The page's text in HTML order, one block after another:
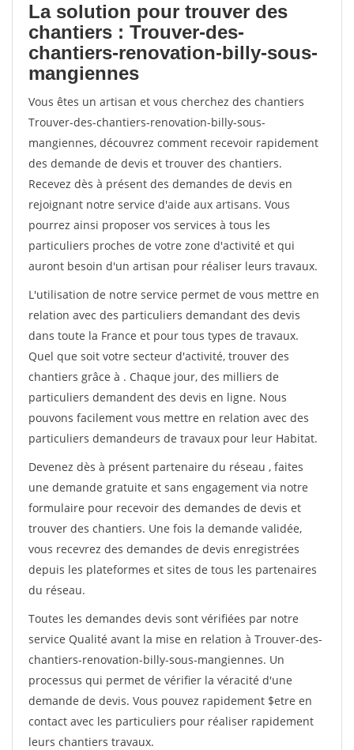
La solution pour trouver des
chantiers : Trouver-des-
chantiers-renovation-billy-sous-
mangiennes
Vous êtes un artisan et vous cherchez des chantiers
Trouver-des-chantiers-renovation-billy-sous-
mangiennes, découvrez comment recevoir rapidement
des demande de devis et trouver des chantiers.
Recevez dès à présent des demandes de devis en
rejoignant notre service d'aide aux artisans. Vous
pourrez ainsi proposer vos services à tous les
particuliers proches de votre zone d'activité et qui
auront besoin d'un artisan pour réaliser leurs travaux.
L'utilisation de notre service permet de vous mettre en
relation avec des particuliers demandant des devis
dans toute la France et pour tous types de travaux.
Quel que soit votre secteur d'activité, trouver des
chantiers grâce à . Chaque jour, des milliers de
particuliers demandent des devis en ligne. Nous
pouvons facilement vous mettre en relation avec des
particuliers demandeurs de travaux pour leur Habitat.
Devenez dès à présent partenaire du réseau , faites
une demande gratuite et sans engagement via notre
formulaire pour recevoir des demandes de devis et
trouver des chantiers. Une fois la demande validée,
vous recevrez des demandes de devis enregistrées
depuis les plateformes et sites de tous les partenaires
du réseau.
Toutes les demandes devis sont vérifiées par notre
service Qualité avant la mise en relation à Trouver-des-
chantiers-renovation-billy-sous-mangiennes. Un
processus qui permet de vérifier la véracité d'une
demande de devis. Vous pouvez rapidement $etre en
contact avec les particuliers pour réaliser rapidement
leurs chantiers travaux.